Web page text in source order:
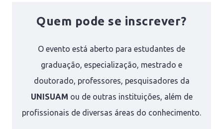
Quem pode se inscrever?
O evento está aberto para estudantes de
graduação, especialização, mestrado e
doutorado, professores, pesquisadores da
UNISUAM ou de outras instituições, além de
profissionais de diversas áreas do conhecimento.